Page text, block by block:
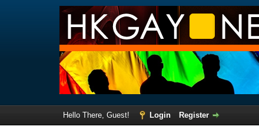
Hello There, Guest! Login
Register